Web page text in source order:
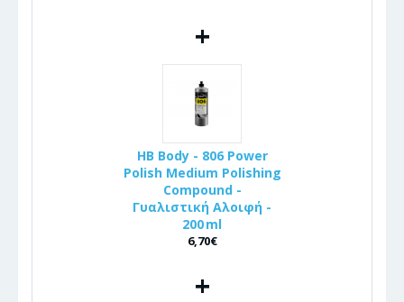
+
HB Body - 806 Power
Polish Medium Polishing
Compound -
Γυαλιστική Αλοιφή -
200 ml
6,70€
+